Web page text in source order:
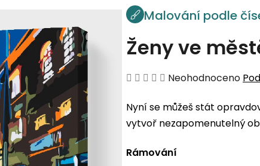
Malování podle
Ženy ve
Průměrné
produktu
je
z
Neohodnoceno
Nyní se můžeš stát
vytvoř nezapomenutelný
Rámování